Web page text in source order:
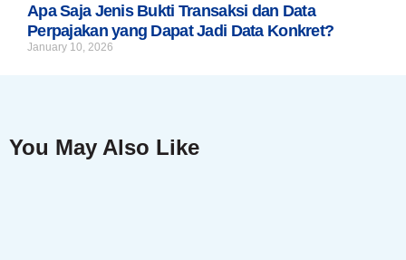
Apa Saja Jenis Bukti Transaksi dan Data
Perpajakan yang Dapat Jadi Data Konkret?
January 10, 2026
You May Also Like